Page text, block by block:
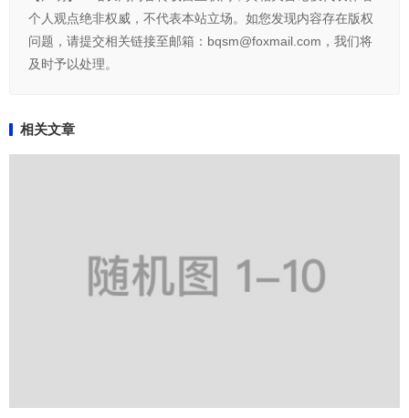
个人观点绝非权威，不代表本站立场。如您发现内容存在版权
问题，请提交相关链接至邮箱：bqsm@foxmail.com，我们将
及时予以处理。
相关文章